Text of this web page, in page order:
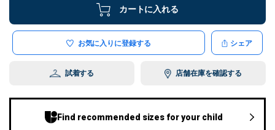
カートに入れる
お気に入りに登録する シェア
試着する 店舗在庫を確認する
Find recommended sizes for your child